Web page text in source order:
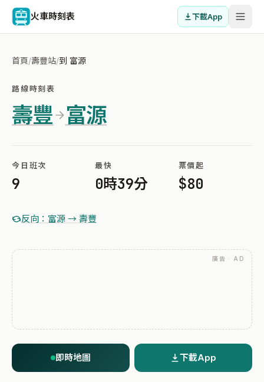
火車時刻表 下載App
首頁/壽豐站/到 富源
路線時刻表
壽豐 富源
今日班次
9
最快
0時39分
票價起
$80
反向：富源 → 壽豐
廣告 · AD
即時地圖 下載App